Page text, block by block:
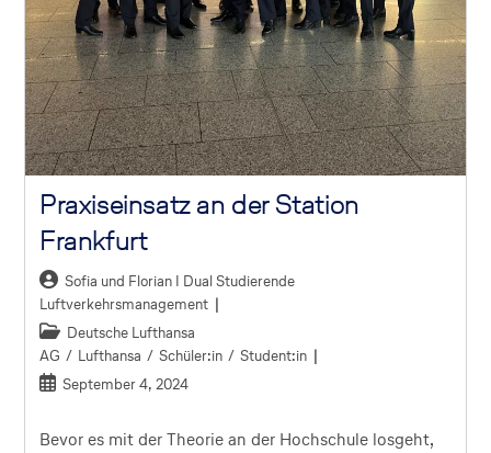
Praxiseinsatz an der Station
Frankfurt
Sofia und Florian I Dual Studierende
Luftverkehrsmanagement
Deutsche Lufthansa
AG / Lufthansa / Schüler:in / Student:in
September 4, 2024
Bevor es mit der Theorie an der Hochschule losgeht,